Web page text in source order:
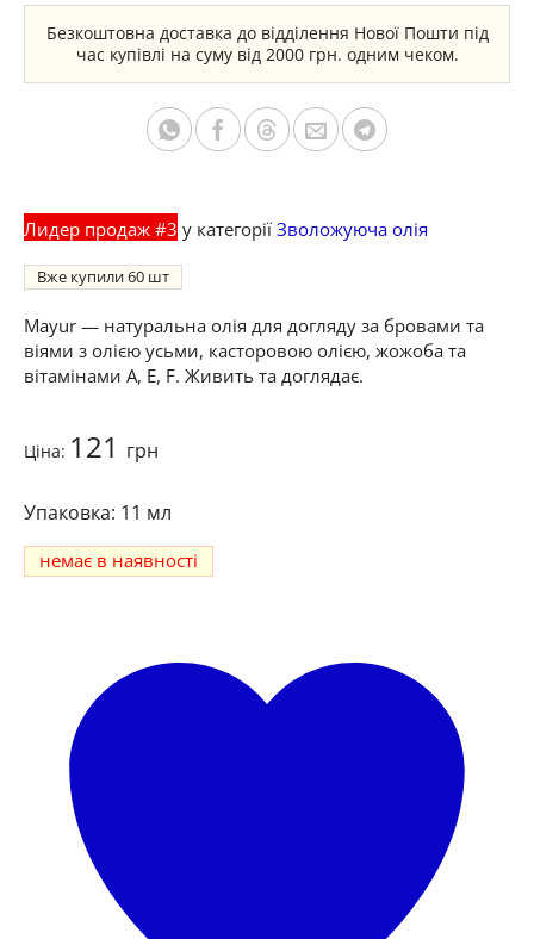
Безкоштовна доставка до відділення Нової Пошти під
час купівлі на суму від 2000 грн. одним чеком.
Лидер продаж #3 у категорії Зволожуюча олія
Вже купили60
Mayur — натуральна олія для догляду за бровами та
віями з олією усьми, касторовою олією, жожоба та
вітамінами A, E, F. Живить та доглядає.
Ціна: 121 грн
11 мл
немає в наявності